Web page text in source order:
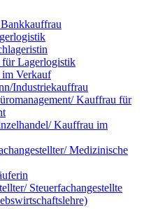
Lagerlogistik
Verkauf
Industriekauffrau
Kauffrau für
Kauffrau im
Medizinische
Steuerfachangestellte